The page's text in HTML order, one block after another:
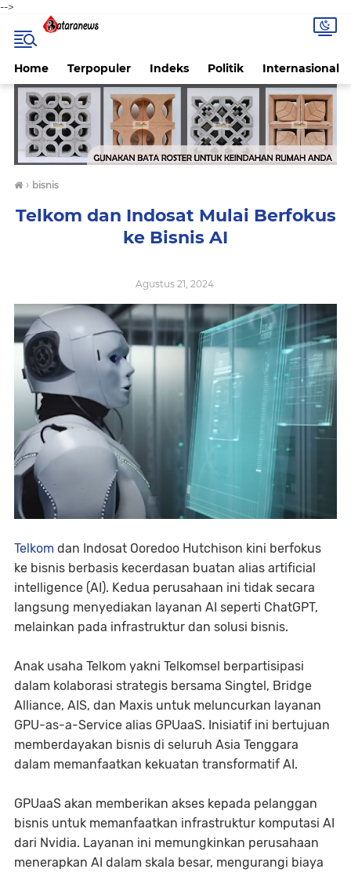
-->
Home Terpopuler Indeks Politik Internasional
› bisnis
Telkom dan Indosat Mulai Berfokus
ke Bisnis AI
Agustus 21, 2024
Telkom dan Indosat Ooredoo Hutchison kini berfokus
ke bisnis berbasis kecerdasan buatan alias artificial
intelligence (AI). Kedua perusahaan ini tidak secara
langsung menyediakan layanan AI seperti ChatGPT,
melainkan pada infrastruktur dan solusi bisnis.
Anak usaha Telkom yakni Telkomsel berpartisipasi
dalam kolaborasi strategis bersama Singtel, Bridge
Alliance, AIS, dan Maxis untuk meluncurkan layanan
GPU-as-a-Service alias GPUaaS. Inisiatif ini bertujuan
memberdayakan bisnis di seluruh Asia Tenggara
dalam memanfaatkan kekuatan transformatif AI.
GPUaaS akan memberikan akses kepada pelanggan
bisnis untuk memanfaatkan infrastruktur komputasi AI
dari Nvidia. Layanan ini memungkinkan perusahaan
menerapkan AI dalam skala besar, mengurangi biaya